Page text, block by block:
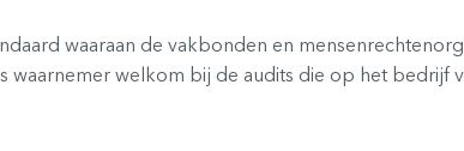
waaraan de vakbonden en
waarnemer welkom bij de audits die op het bedrijf